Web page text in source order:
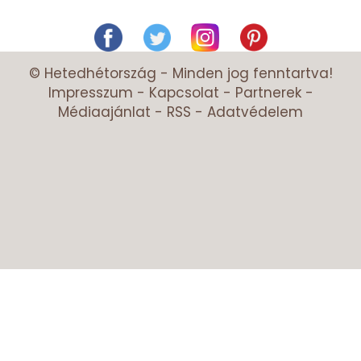
© Hetedhétország - Minden jog fenntartva!
Impresszum - Kapcsolat - Partnerek-
Médiaajánlat - RSS - Adatvédelem